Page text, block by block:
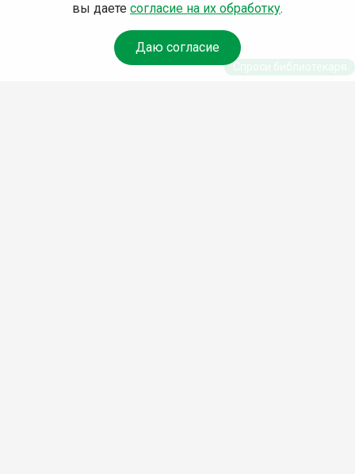
вы даете согласие на их обработку.
Даю согласие
Спроси библиотекаря